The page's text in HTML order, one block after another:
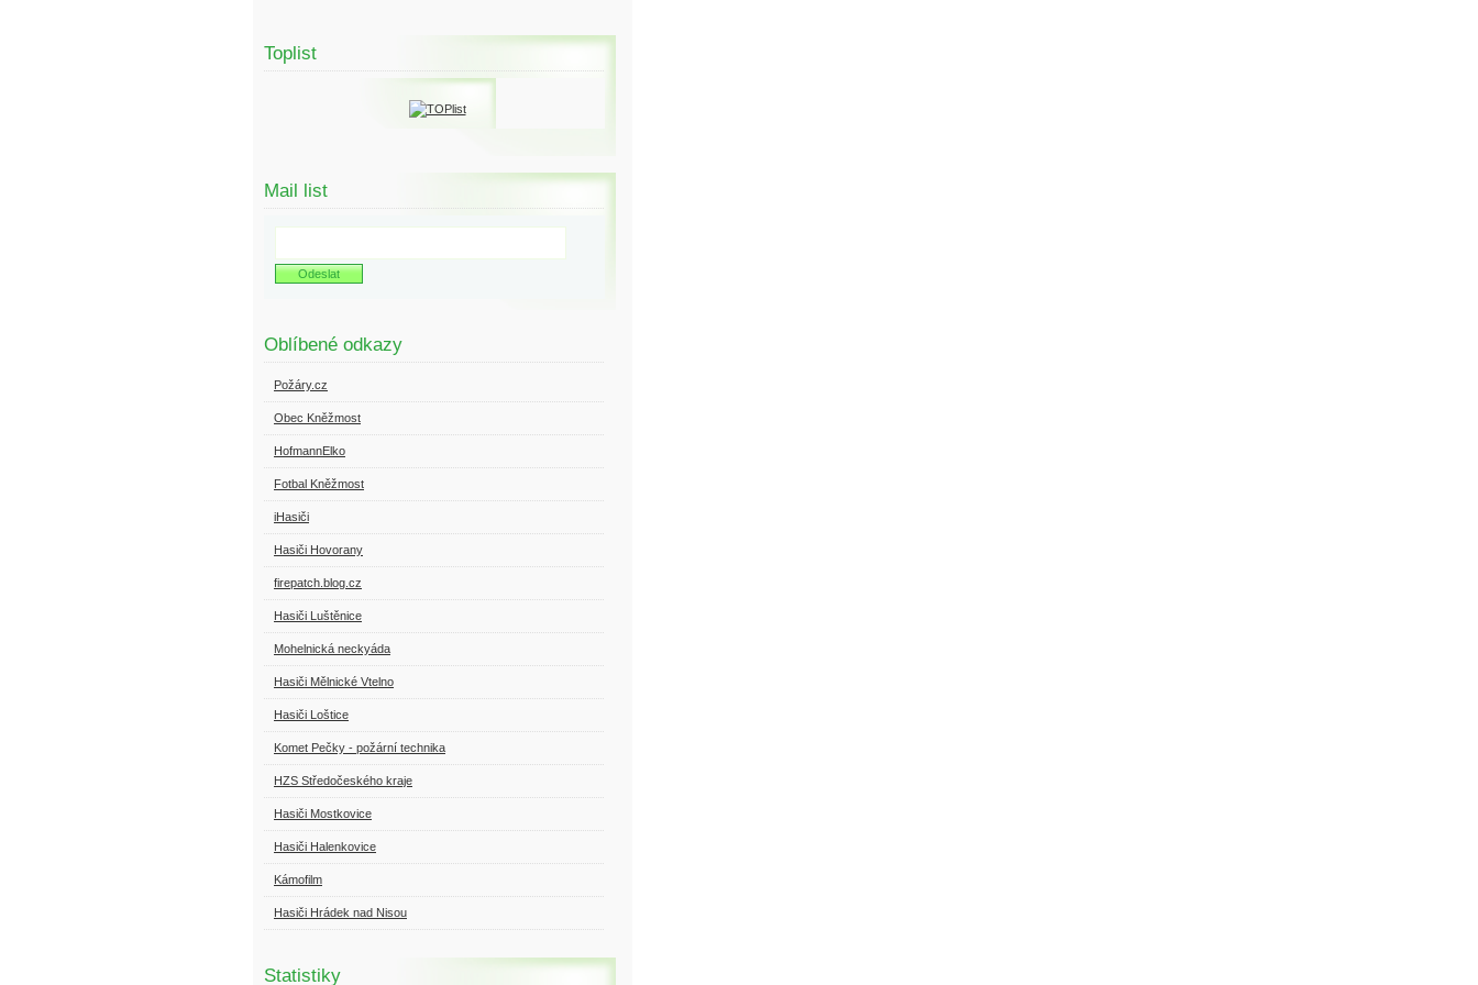
Toplist
Mail list
Oblíbené odkazy
Požáry.cz
Obec Kněžmost
HofmannElko
Fotbal Kněžmost
iHasiči
Hasiči Hovorany
firepatch.blog.cz
Hasiči Luštěnice
Mohelnická neckyáda
Hasiči Mělnické Vtelno
Hasiči Loštice
Komet Pečky - požární technika
HZS Středočeského kraje
Hasiči Mostkovice
Hasiči Halenkovice
Kámofilm
Hasiči Hrádek nad Nisou
Statistiky